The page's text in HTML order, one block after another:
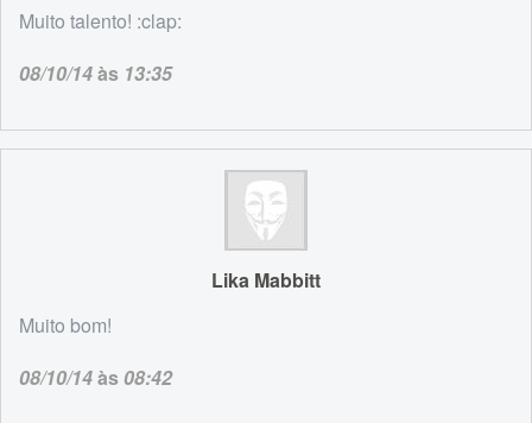
Muito talento! :clap:
08/10/14às 13:35
Lika Mabbitt
Muito bom!
08/10/14às08:42